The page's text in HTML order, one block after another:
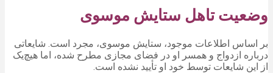
وضعیت تاهل ستایش موسوی
بر اساس اطلاعات موجود، ستایش موسوی، مجرد است. شایعاتی
درباره ازدواج و همسر او در فضای مجازی مطرح شده، اما هیچ‌یک
از این شایعات توسط خود او تأیید نشده است.